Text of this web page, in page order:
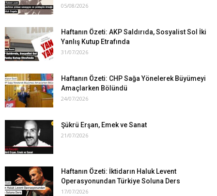
05/08/2026
Haftanın Özeti: AKP Saldırıda, Sosyalist Sol İki
Yanlış Kutup Etrafında
31/07/2026
Haftanın Özeti: CHP Sağa Yönelerek Büyümeyi
Amaçlarken Bölündü
24/07/2026
Şükrü Erşan, Emek ve Sanat
21/07/2026
Haftanın Özeti: İktidarın Haluk Levent
Operasyonundan Türkiye Soluna Ders
17/07/2026